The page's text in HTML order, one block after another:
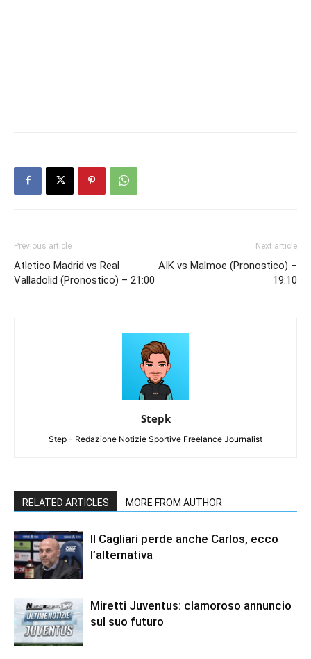
Previous article
Atletico Madrid vs Real
Valladolid (Pronostico) – 21:00
Next article
AIK vs Malmoe (Pronostico) –
19:10
Stepk
Step - Redazione Notizie Sportive Freelance Journalist
RELATED ARTICLES MORE FROM AUTHOR
Il Cagliari perde anche Carlos, ecco
l’alternativa
Miretti Juventus: clamoroso annuncio
sul suo futuro